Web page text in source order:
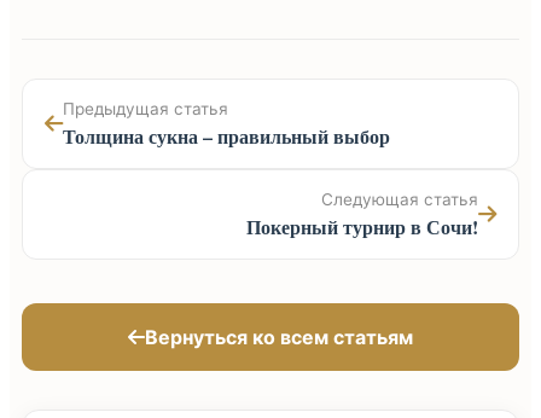
Предыдущая статья
Толщина сукна – правильный выбор
Следующая статья
Покерный турнир в Сочи!
Вернуться ко всем статьям